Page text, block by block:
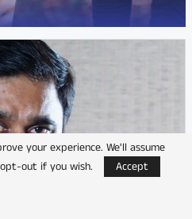
your experience. We'll assume
out if you wish.
Accept